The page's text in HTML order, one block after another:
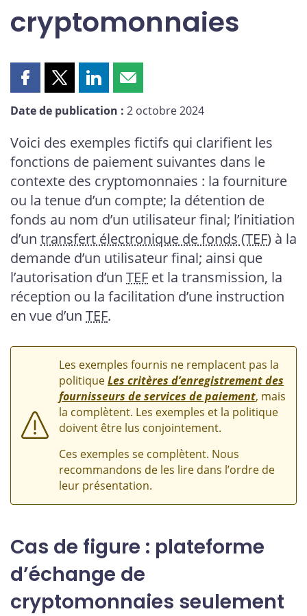
cryptomonnaies
Partager
page
Facebook
Partager
page
X
Partager
page
LinkedIn
Partager
page
courriel
Date de publication : 2 octobre 2024
Voici des exemples fictifs qui clarifient les
fonctions de paiement suivantes dans le
contexte des cryptomonnaies : la fourniture
ou la tenue d’un compte; la détention de
fonds au nom d’un utilisateur final; l’initiation
d’un transfert électronique de fonds (TEF) à la
demande d’un utilisateur final; ainsi que
l’autorisation d’un TEF et la transmission, la
réception ou la facilitation d’une instruction
en vue d’un TEF.
Les exemples fournis ne remplacent pas la
politiqueLes critères d’enregistrement des
fournisseurs de services de paiement, mais
la complètent. Les exemples et la politique
doivent être lus conjointement.
Ces exemples se complètent. Nous
recommandons de les lire dans l’ordre de
leur présentation.
Cas de figure : plateforme
d’échange de
cryptomonnaies seulement